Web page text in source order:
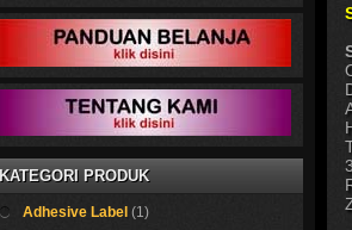
KATEGORI PRODUK
Adhesive Label (1)